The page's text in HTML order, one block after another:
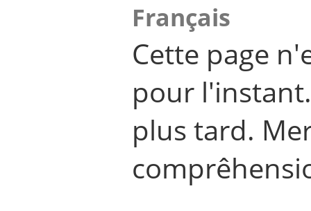
Français
Cette page
pour
plus tard.